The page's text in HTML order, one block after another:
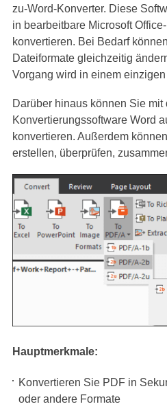
zu-Word-Konverter. Diese
in bearbeitbare Microsoft
konvertieren. Bei Bedarf
Dateiformate gleichzeitig
Vorgang wird in einem
Darüber hinaus können Sie mit
Konvertierungssoftware Word
konvertieren. Außerdem
erstellen, überprüfen,
Hauptmerkmale:
Konvertieren Sie PDF in
oder andere Formate